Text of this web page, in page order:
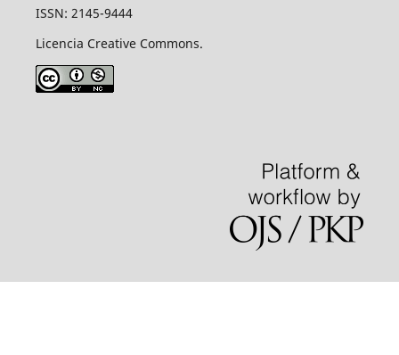
ISSN: 2145-9444
Licencia Creative Commons.